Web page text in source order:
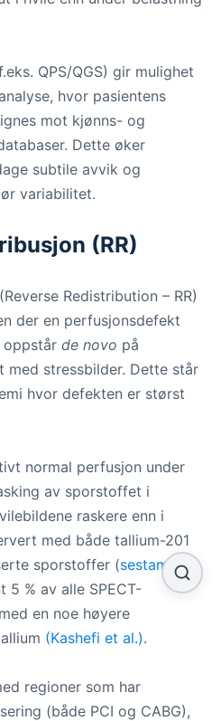
QPS/QGS) gir mulighet
hvor pasientens
mot kjønns- og
Dette øker
subtile avvik og
variabilitet.
(RR)
Redistribution – RR)
der en perfusjonsdefekt
oppstår de novo på
med stressbilder. Dette står
hvor defekten er størst
normal perfusjon under
av sporstoffet i
raskere enn i
med både tallium-201
sporstoffer (sestamibi
% av alle SPECT-
en noe høyere
(Kashefi et al.).
regioner som har
(både PCI og CABG),